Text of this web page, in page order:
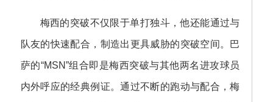
梅西的突破不仅限于单打独斗，他还能通过与
队友的快速配合，制造出更具威胁的突破空间。巴
萨的“MSN”组合即是梅西突破与其他两名进攻球员
内外呼应的经典例证。通过不断的跑动与配合，梅